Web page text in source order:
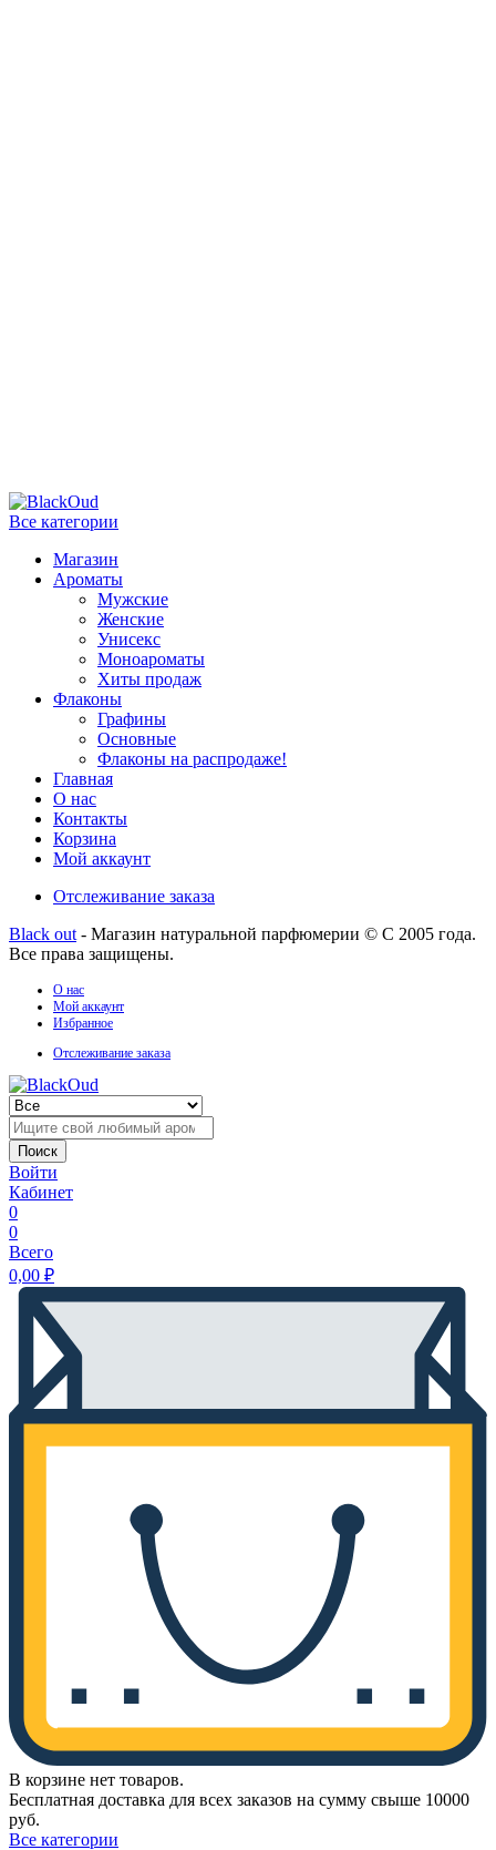
Все категории
Магазин
Ароматы
Мужские
Женские
Унисекс
Моноароматы
Хиты продаж
Флаконы
Графины
Основные
Флаконы на распродаже!
Главная
О нас
Контакты
Корзина
Мой аккаунт
Отслеживание заказа
Black out - Магазин натуральной парфюмерии © С 2005 года.
Все права защищены.
О нас
Мой аккаунт
Избранное
Отслеживание заказа
Поиск
Войти
Кабинет
0
0
Всего
0,00 ₽
В корзине нет товаров.
Бесплатная доставка для всех заказов на сумму свыше 10000
руб.
Все категории